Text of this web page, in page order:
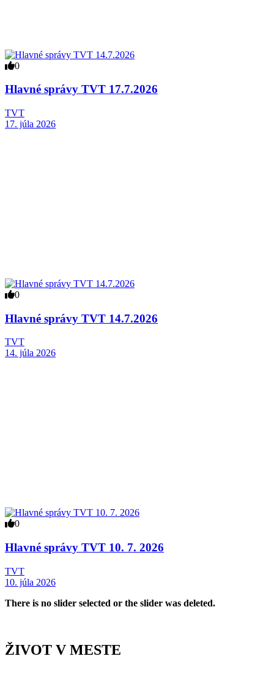
0
Hlavné správy TVT 17.7.2026
TVT
17. júla 2026
0
Hlavné správy TVT 14.7.2026
TVT
14. júla 2026
0
Hlavné správy TVT 10. 7. 2026
TVT
10. júla 2026
There is no slider selected or the slider was deleted.
ŽIVOT V MESTE